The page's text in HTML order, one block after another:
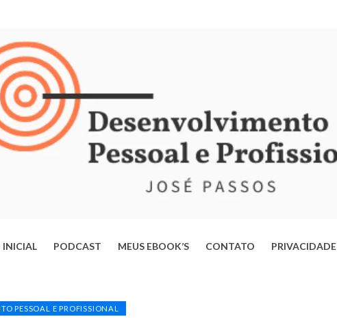
INICIAL PODCAST MEUS EBOOK’S CONTATO PRIVACIDADE
VIDA E ALCANÇAR SEU POTENCIAL
PESSOAL E PROFISSIONAL